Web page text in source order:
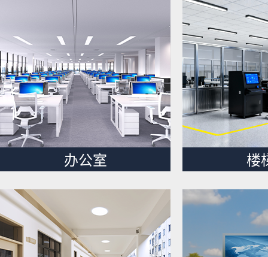
办公室 楼